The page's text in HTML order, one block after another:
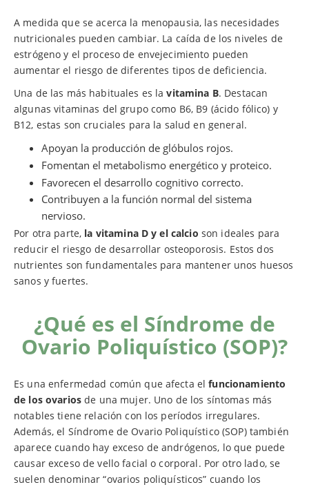
A medida que se acerca la menopausia, las necesidades
nutricionales pueden cambiar. La caída de los niveles de
estrógeno y el proceso de envejecimiento pueden
aumentar el riesgo de diferentes tipos de deficiencia.
Una de las más habituales es lavitamina B. Destacan
algunas vitaminas del grupo como B6, B9 (ácido fólico) y
B12, estas son cruciales para la salud en general.
Apoyan la producción de glóbulos rojos.
Fomentan el metabolismo energético y proteico.
Favorecen el desarrollo cognitivo correcto.
Contribuyen a la función normal del sistema
nervioso.
Por otra parte, la vitamina D y el calcio son ideales para
reducir el riesgo de desarrollar osteoporosis. Estos dos
nutrientes son fundamentales para mantener unos huesos
sanos y fuertes.
¿Qué es el Síndrome de
Ovario Poliquístico (SOP)?
Es una enfermedad común que afecta elfuncionamiento
de los ovariosde una mujer. Uno de los síntomas más
notables tiene relación con los períodos irregulares.
Además, el Síndrome de Ovario Poliquístico (SOP) también
aparece cuando hay exceso de andrógenos, lo que puede
causar exceso de vello facial o corporal. Por otro lado, se
suelen denominar “ovarios poliquísticos” cuando los